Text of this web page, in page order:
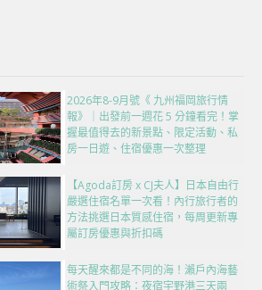
2026年8-9月號《 九州福岡旅行情
報》｜出發前一週花 5 分鐘看完！掌
握最值得去的新景點、限定活動、私
房一日遊、住宿優惠一次整理
【Agoda訂房 x CJ夫人】日本自由行
嚴選住宿名單一次看！內行旅行者的
方法挑選日本質感住宿，每周更新專
屬訂房優惠與折扣碼
每天醒來都是不同的海！瀨戶內海藝
術祭入門攻略：夜宿宇野港三天兩